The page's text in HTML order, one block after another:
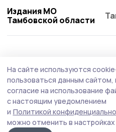
Издания МО
Тамбовской области
На сайте используются
пользоваться данным
согласие на использование
с настоящим уведомлением
и Политикой
можно отменить в настройках